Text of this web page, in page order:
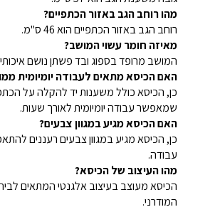
מהו רוחב הגב באזור הכתפיים?
רוחב הגב באזור הכתפיים הוא 46 ס"מ.
מאיזה חומר עשוי המושב?
המושב מרופד בספוג ובד פשתן נושם
האם הכיסא מתאים לעבודה יומיומית
כן, הכיסא כולל משענות יד להקלה על
שמאפשר עבודה יומיומית לאורך שעות.
האם הכיסא מגיע במגוון צבעים?
כן, הכיסא מגיע במגוון צבעים רעננים
עבודה.
מהו העיצוב של הכיסא?
הכיסא מעוצב בעיצוב אלגנטי המתאים
המודרני.